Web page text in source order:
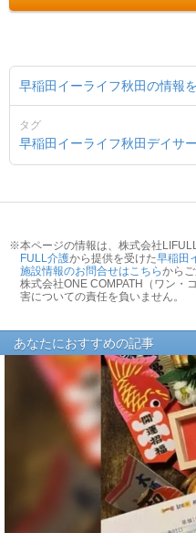
早稲田イーライフ秋田の情報
タグ
早稲田イーライフ秋田デイサ
※本ページの情報は、株式会社
FULL介護から提供を受けた早稲田
施設情報のお問合せはこちらからご
株式会社ONE COMPATH（ワン・
害についての責任を負いません。
あなたにおすすめの記事